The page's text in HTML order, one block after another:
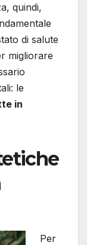
quindi,
di salute
migliorare
le
in
Per